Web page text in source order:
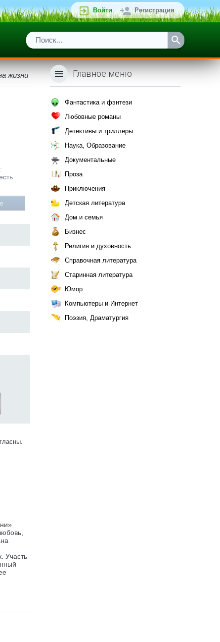
Войти Регистрация
жизни
Участь
Главное меню
Фантастика и фэнтези
Любовные романы
Детективы и триллеры
Наука, Образование
Документальные
Проза
Приключения
Детская литература
Дом и семья
Бизнес
Религия и духовность
Справочная литература
Старинная литература
Юмор
Компьютеры и Интернет
Поэзия, Драматургия